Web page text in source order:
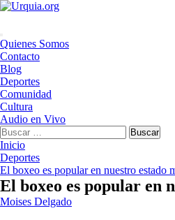
Saltar
Menú
principal
Quienes Somos
Contacto
Blog
Deportes
Comunidad
Cultura
Audio en Vivo
Buscar:
Inicio
Deportes
El boxeo es popular en nuestro estado
El boxeo es popular en
Moises Delgado